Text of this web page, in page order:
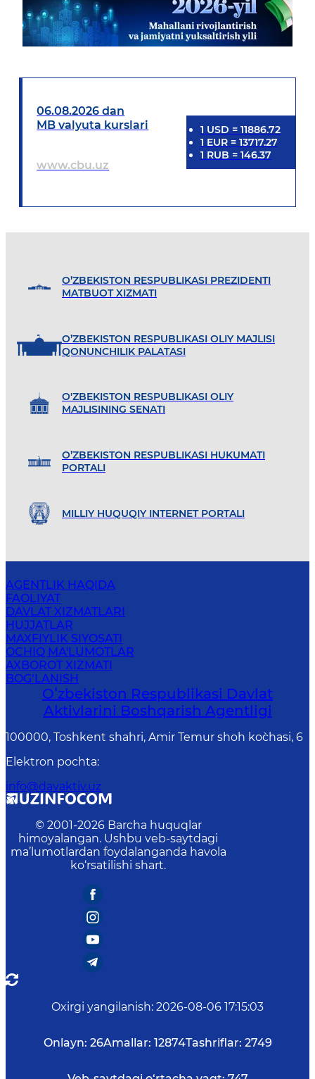
06.08.2026 dan
MB valyuta kurslari
www.cbu.uz
1 USD = 11886.72
1 EUR= 13717.27
1 RUB = 146.37
O’ZBEKISTON RESPUBLIKASI PREZIDENTI
MATBUOT XIZMATI
O’ZBEKISTON RESPUBLIKASI OLIY MAJLISI
QONUNCHILIK PALATASI
O'ZBEKISTON RESPUBLIKASI OLIY
MAJLISINING SENATI
O’ZBEKISTON RESPUBLIKASI HUKUMATI
PORTALI
MILLIY HUQUQIY INTERNET PORTALI
AGENTLIK HAQIDA
FAOLIYAT
DAVLAT XIZMATLARI
HUJJATLAR
MAXFIYLIK SIYOSATI
OCHIQ MA'LUMOTLAR
AXBOROT XIZMATI
BOG‘LANISH
Oʻzbekiston Respublikasi Davlat
Aktivlarini Boshqarish Agentligi
100000, Toshkent shahri, Amir Temur shoh ko`chasi, 6
Elektron pochta:
info@davaktiv.uz
© 2001-2026 Barcha huquqlar
himoyalangan. Ushbu veb-saytdagi
ma’lumotlardan foydalanganda havola
ko‘rsatilishi shart.
Oxirgi yangilanish: 2026-08-06 17:15:03
Onlayn: 26Amallar: 12874Tashriflar: 2749